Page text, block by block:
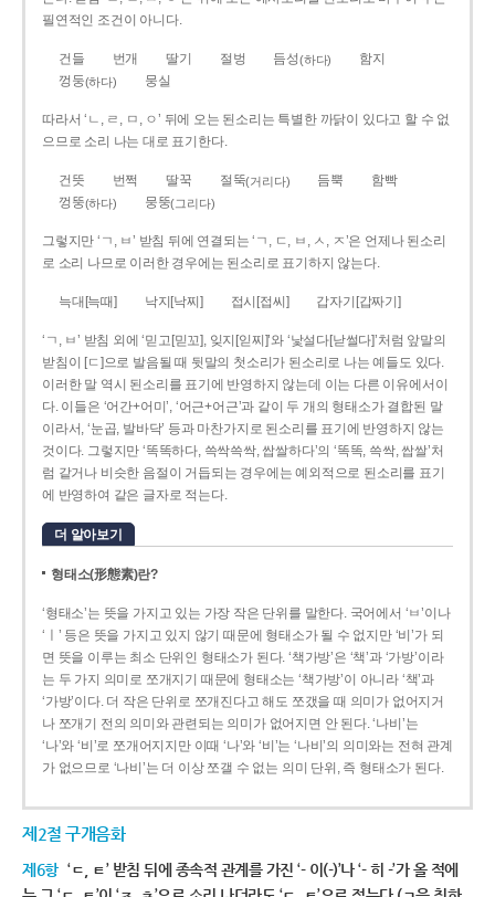
필연적인 조건이 아니다.
건들 번개 딸기 절벙 듬성(하다)
함지
껑둥(하다) 뭉실
따라서 ‘ㄴ, ㄹ, ㅁ, ㅇ’ 뒤에 오는 된소리는 특별한 까닭이 있다고 할 수 없
으므로 소리 나는 대로 표기한다.
건뜻 번쩍 딸꾹 절뚝(거리다) 듬뿍
함빡
껑뚱(하다) 뭉뚱(그리다)
그렇지만 ‘ㄱ, ㅂ’ 받침 뒤에 연결되는 ‘ㄱ, ㄷ, ㅂ, ㅅ, ㅈ’은 언제나 된소리
로 소리 나므로 이러한 경우에는 된소리로 표기하지 않는다.
늑대[늑때] 낙지[낙찌] 접시[접씨] 갑자기[갑짜기]
‘ㄱ, ㅂ’ 받침 외에 ‘믿고[믿꼬], 잊지[읻찌]’와 ‘낯설다[낟썰다]’처럼 앞말의
받침이 [ㄷ]으로 발음될 때 뒷말의 첫소리가 된소리로 나는 예들도 있다.
이러한 말 역시 된소리를 표기에 반영하지 않는데 이는 다른 이유에서이
다. 이들은 ‘어간+어미’, ‘어근+어근’과 같이 두 개의 형태소가 결합된 말
이라서, ‘눈곱, 발바닥’ 등과 마찬가지로 된소리를 표기에 반영하지 않는
것이다. 그렇지만 ‘똑똑하다, 쓱싹쓱싹, 쌉쌀하다’의 ‘똑똑, 쓱싹, 쌉쌀’처
럼 같거나 비슷한 음절이 거듭되는 경우에는 예외적으로 된소리를 표기
에 반영하여 같은 글자로 적는다.
더 알아보기
형태소(形態素)란?
‘형태소’는 뜻을 가지고 있는 가장 작은 단위를 말한다. 국어에서 ‘ㅂ’이나
‘ㅣ’ 등은 뜻을 가지고 있지 않기 때문에 형태소가 될 수 없지만 ‘비’가 되
면 뜻을 이루는 최소 단위인 형태소가 된다. ‘책가방’은 ‘책’과 ‘가방’이라
는 두 가지 의미로 쪼개지기 때문에 형태소는 ‘책가방’이 아니라 ‘책’과
‘가방’이다. 더 작은 단위로 쪼개진다고 해도 쪼갰을 때 의미가 없어지거
나 쪼개기 전의 의미와 관련되는 의미가 없어지면 안 된다. ‘나비’는
‘나’와 ‘비’로 쪼개어지지만 이때 ‘나’와 ‘비’는 ‘나비’의 의미와는 전혀 관계
가 없으므로 ‘나비’는 더 이상 쪼갤 수 없는 의미 단위, 즉 형태소가 된다.
제2절 구개음화
제6항 ‘ㄷ, ㅌ’ 받침 뒤에 종속적 관계를 가진 ‘- 이(-)’나 ‘- 히 -’가 올 적에